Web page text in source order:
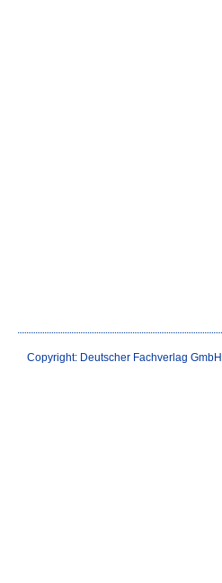
Copyright: Deutscher Fachverlag GmbH